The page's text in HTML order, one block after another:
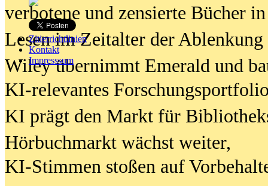
Zitierrichtlinien
Kontakt
Impresssum
verbotene und zensierte Bücher
Lesen im Zeitalter der Ablenkung
Wiley übernimmt Emerald und
KI-relevantes
KI prägt den Markt für
Hörbuchmarkt wächst weiter,
KI-Stimmen stoßen auf